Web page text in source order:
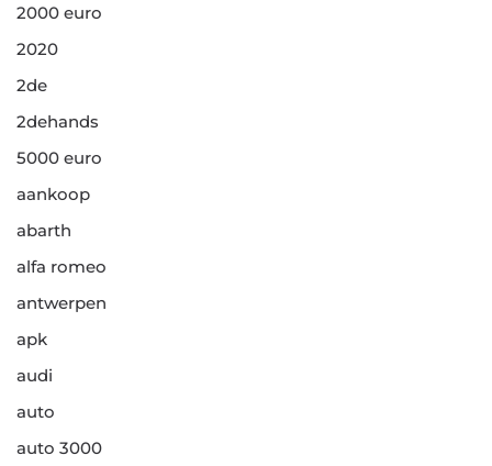
2000 euro
2020
2de
2dehands
5000 euro
aankoop
abarth
alfa romeo
antwerpen
apk
audi
auto
auto 3000